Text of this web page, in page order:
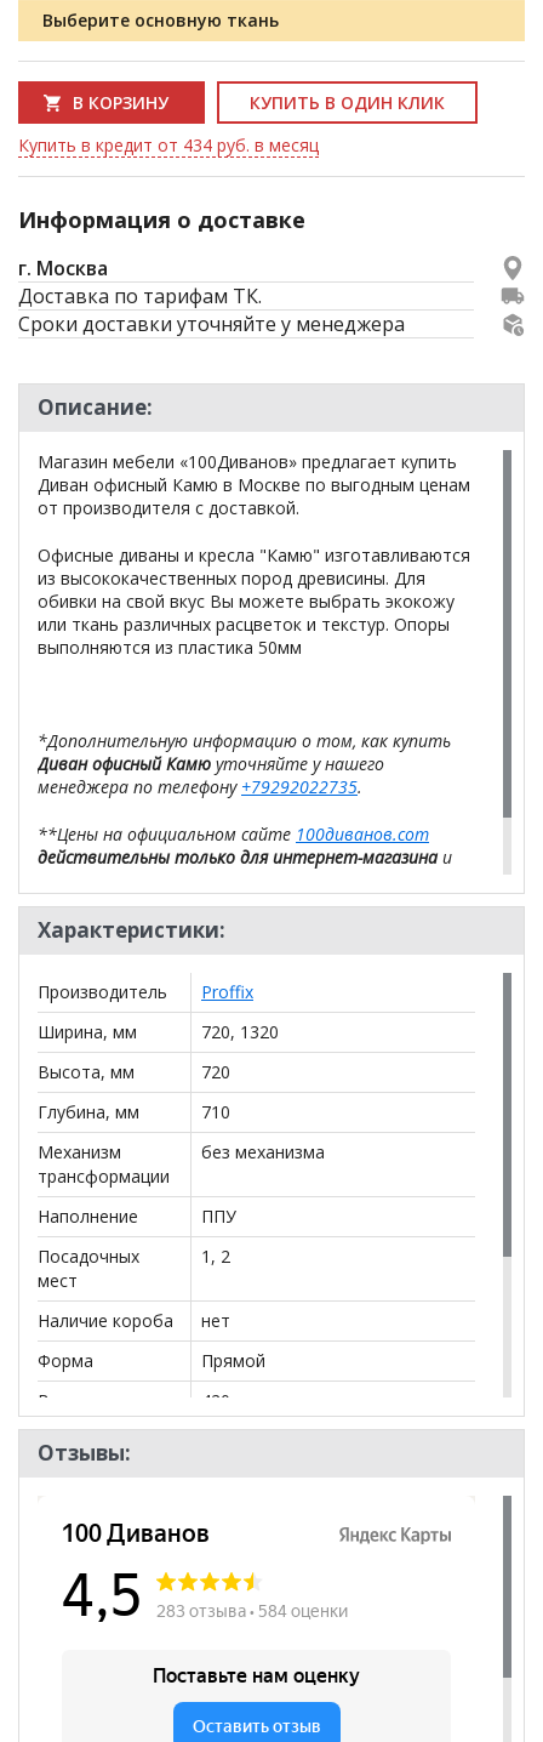
Выберите основную ткань
В КОРЗИНУ
КУПИТЬ В ОДИН КЛИК
Купить в кредит от 434 руб. в месяц
Информация о доставке
г. Москва
Доставка по тарифам ТК.
Сроки доставки уточняйте у менеджера
Описание:
Магазин мебели «100Диванов» предлагает купить
Диван офисный Камю в Москве по выгодным ценам
от производителя с доставкой.
Офисные диваны и кресла "Камю" изготавливаются
из высококачественных пород древисины. Для
обивки на свой вкус Вы можете выбрать экокожу
или ткань различных расцветок и текстур. Опоры
выполняются из пластика 50мм
*Дополнительную информацию о том, как купить
Диван офисный Камю уточняйте у нашего
менеджера по телефону +79292022735.
**Цены на официальном сайте 100диванов.com
действительны только для интернет-магазинаи
салонах сети!
Характеристики:
Производитель
Proffix
Ширина, мм
720, 1320
Высота, мм
720
Глубина, мм
710
Механизм
трансформации
без механизма
Наполнение
ППУ
Посадочных
мест
1, 2
Наличие короба
нет
Форма
Прямой
Высота
посадочного
места, мм
420
Стиль
Современный
Комната
Кабинет/Офис
Отзывы: